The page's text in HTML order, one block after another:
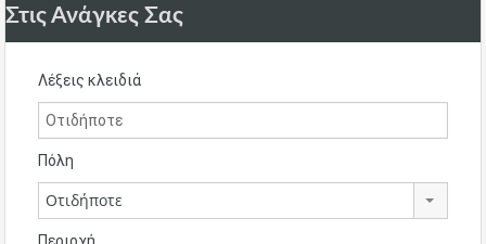
Στις Ανάγκες Σας
Λέξεις κλειδιά
Πόλη
Οτιδήποτε